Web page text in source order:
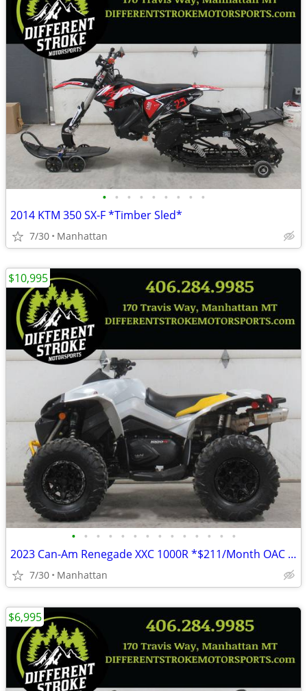
• • • • • • • • •
2014 KTM 350 SX-F *Timber Sled*
7/30 Manhattan
• • • • • • • • • • • • • •
2023 Can-Am Renegade XXC 1000R *$211/Month OAC $0 Down*
7/30 Manhattan
$10,995
$6,995